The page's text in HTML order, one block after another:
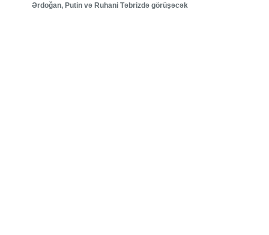
Ərdoğan, Putin və Ruhani Təbrizdə görüşəcək